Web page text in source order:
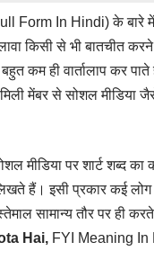
Form In Hindi) के बारे
किसी से भी बातचीत
कम ही वार्तालाप कर
मेंबर से सोशल
मीडिया पर शार्ट शब्द
हैं। इसी प्रकार कई
सामान्य तौर पर ही
Hai, FYI Meaning In